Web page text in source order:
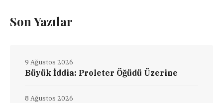
Son Yazılar
Büyük İddia: Proleter Öğüdü Üzerine
9 Ağustos 2026
8 Ağustos 2026